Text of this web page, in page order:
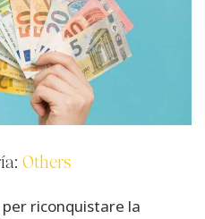
Others
riconquistare la